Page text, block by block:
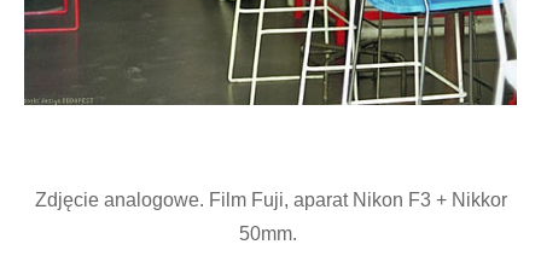
Zdjęcie analogowe. Film Fuji, aparat Nikon F3 + Nikkor
50mm.